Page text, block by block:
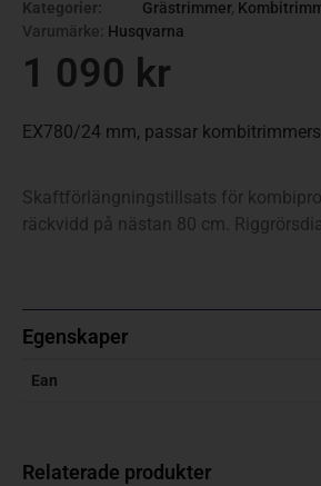
Kategorier:
Grästrimmer,
Varumärke: Husqvarna
1 090 kr
EX780/24 mm, passar kombitrimmers
Skaftförlängningstillsats för
räckvidd på nästan 80 cm.
Egenskaper
Ean
Relaterade produkter